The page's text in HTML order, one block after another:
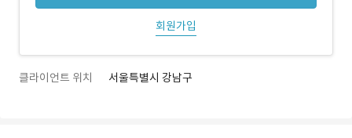
회원가입
클라이언트 위치 서울특별시 강남구